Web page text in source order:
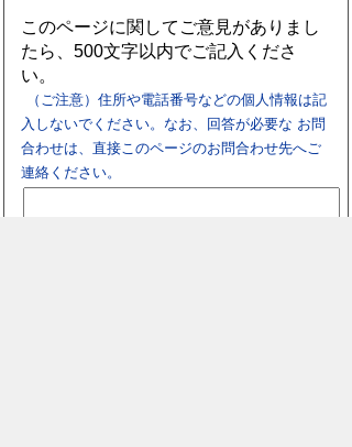
このページに関してご意見がありまし
たら、500文字以内でご記入くださ
い。
（ご注意）住所や電話番号などの個人情報は記
入しないでください。なお、回答が必要な お問
合わせは、直接このページのお問合わせ先へご
連絡ください。